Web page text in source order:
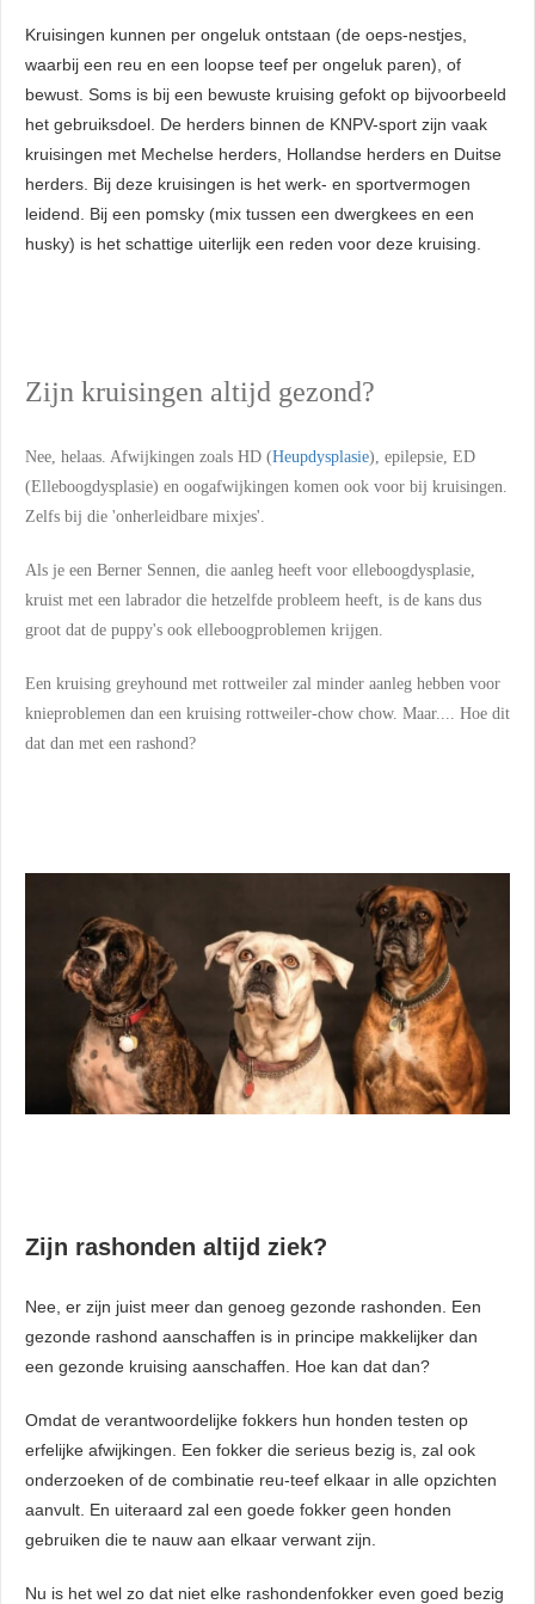
Kruisingen kunnen per ongeluk ontstaan (de oeps-nestjes,
waarbij een reu en een loopse teef per ongeluk paren), of
bewust. Soms is bij een bewuste kruising gefokt op bijvoorbeeld
het gebruiksdoel. De herders binnen de KNPV-sport zijn vaak
kruisingen met Mechelse herders, Hollandse herders en Duitse
herders. Bij deze kruisingen is het werk- en sportvermogen
leidend. Bij een pomsky (mix tussen een dwergkees en een
husky) is het schattige uiterlijk een reden voor deze kruising.
Zijn kruisingen altijd gezond?
Nee, helaas. Afwijkingen zoals HD (Heupdysplasie), epilepsie, ED
(Elleboogdysplasie) en oogafwijkingen komen ook voor bij kruisingen.
Zelfs bij die 'onherleidbare mixjes'.
Als je een Berner Sennen, die aanleg heeft voor elleboogdysplasie,
kruist met een labrador die hetzelfde probleem heeft, is de kans dus
groot dat de puppy's ook elleboogproblemen krijgen.
Een kruising greyhound met rottweiler zal minder aanleg hebben voor
knieproblemen dan een kruising rottweiler-chow chow. Maar.... Hoe dit
dat dan met een rashond?
Zijn rashonden altijd ziek?
Nee, er zijn juist meer dan genoeg gezonde rashonden. Een
gezonde rashond aanschaffen is in principe makkelijker dan
een gezonde kruising aanschaffen. Hoe kan dat dan?
Omdat de verantwoordelijke fokkers hun honden testen op
erfelijke afwijkingen. Een fokker die serieus bezig is, zal ook
onderzoeken of de combinatie reu-teef elkaar in alle opzichten
aanvult. En uiteraard zal een goede fokker geen honden
gebruiken die te nauw aan elkaar verwant zijn.
Nu is het wel zo dat niet elke rashondenfokker even goed bezig